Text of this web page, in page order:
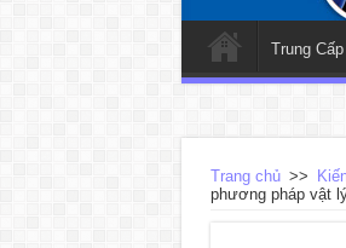
Trung
Trang chủ >>
phương pháp vật